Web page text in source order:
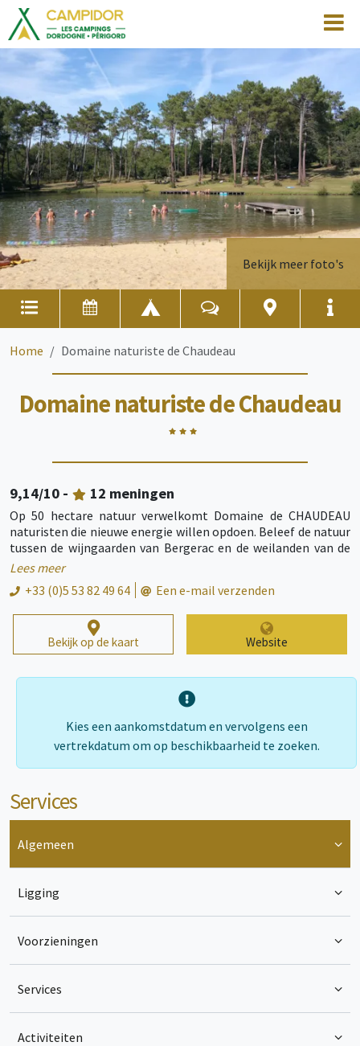
Bekijk meer foto's
Home Domaine naturiste de Chaudeau
Domaine naturiste de Chaudeau
9,14/10 - 12 meningen
Op 50 hectare natuur verwelkomt Domaine de CHAUDEAU
naturisten die nieuwe energie willen opdoen. Beleef de natuur
tussen de wijngaarden van Bergerac en de weilanden van de
Perigord, beschermd door bossen en verlicht door de zon van
Aquitanië. Vind plezier, kalmte, rust en ontspanning. Ontdek
de geschiedenis, de omgeving, het erfgoed en de gastronomie
van de Dordogne.
Lees meer
+33 (0)5 53 82 49 64
Een e-mail verzenden
Bekijk op de kaart Website
Kies een aankomstdatum en vervolgens een
vertrekdatum om op beschikbaarheid te zoeken.
Services
Algemeen
Ligging
Voorzieningen
Services
Activiteiten